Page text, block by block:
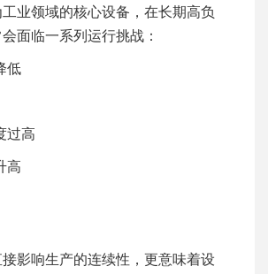
业领域的核心设备，在长期高负
面临一系列运行挑战：
低
过高
高
影响生产的连续性，更意味着设